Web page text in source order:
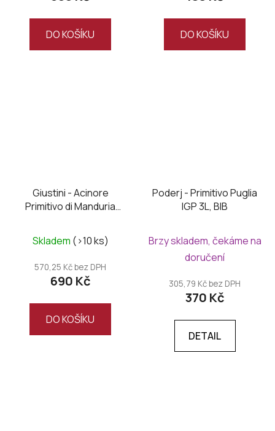
DO KOŠÍKU DO KOŠÍKU
Giustini - Acinore
Primitivo di Manduria
Skladem (>10 ks)
570,25 Kč bez DPH
690 Kč
DO KOŠÍKU
Poderj - Primitivo Puglia
IGP 3L, BIB
hodnocení
produktu
je
5,0
5
Brzy skladem, čekáme na
doručení
305,79 Kč bez DPH
370 Kč
DETAIL